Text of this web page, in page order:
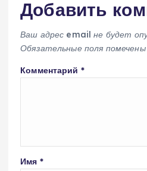
Добавить
Ваш адрес email не будет
Обязательные поля помечены
Комментарий *
Имя *